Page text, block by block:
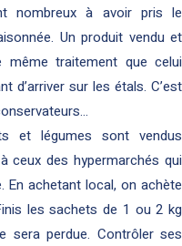
nombreux à avoir pris le
Un produit vendu et
même traitement que celui
d’arriver sur les étals. C’est
et légumes sont vendus
ceux des hypermarchés qui
En achetant local, on achète
les sachets de 1 ou 2 kg
sera perdue. Contrôler ses